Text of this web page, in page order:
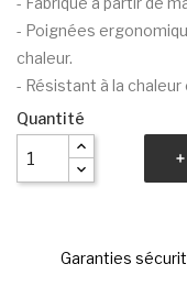
- Poignées
chaleur.
- Résistant à la
Quantité
Garanties